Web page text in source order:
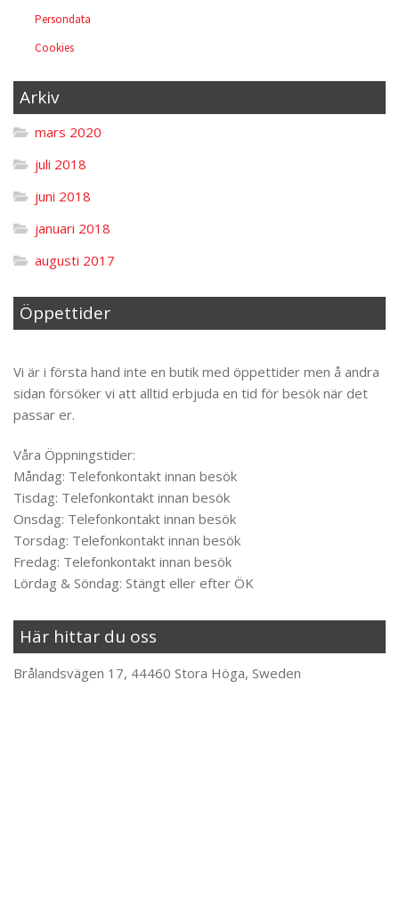
Persondata
Cookies
Arkiv
mars 2020
juli 2018
juni 2018
januari 2018
augusti 2017
Öppettider
Vi är i första hand inte en butik med öppettider men å andra
sidan försöker vi att alltid erbjuda en tid för besök när det
passar er.
Våra Öppningstider:
Måndag: Telefonkontakt innan besök
Tisdag: Telefonkontakt innan besök
Onsdag: Telefonkontakt innan besök
Torsdag: Telefonkontakt innan besök
Fredag: Telefonkontakt innan besök
Lördag & Söndag: Stängt eller efter ÖK
Här hittar du oss
Brålandsvägen 17, 44460 Stora Höga, Sweden